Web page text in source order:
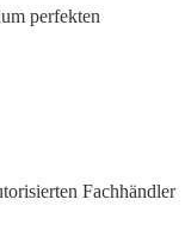
perfekten
Fachhändler